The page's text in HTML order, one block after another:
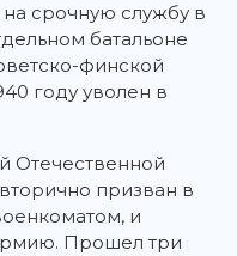
срочную службу в
батальоне
финской
году уволен в
Отечественной
призван в
и
Прошел три